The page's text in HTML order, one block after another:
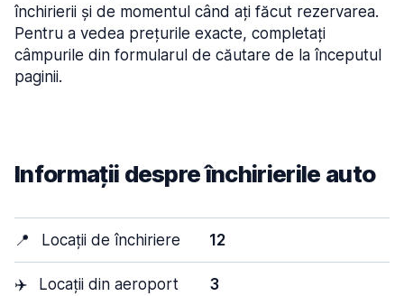
închirierii și de momentul când ați făcut rezervarea.
Pentru a vedea prețurile exacte, completați
câmpurile din formularul de căutare de la începutul
paginii.
Informații despre închirierile auto
📍 Locații de închiriere 12
✈️ Locații din aeroport 3